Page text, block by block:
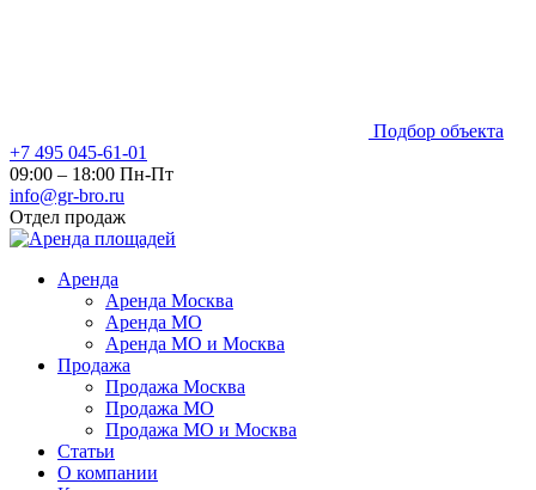
Подбор объекта
+7 495 045-61-01
09:00 – 18:00 Пн-Пт
info@gr-bro.ru
Отдел продаж
Аренда
Аренда Москва
Аренда МО
Аренда МО и Москва
Продажа
Продажа Москва
Продажа МО
Продажа МО и Москва
Статьи
О компании